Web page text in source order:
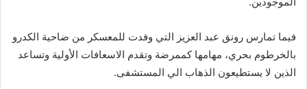
فيما تمارس رونق عبد العزيز التي وفدت للمعسكر من ضاحية الكدرو
بالخرطوم بحري، مهامها كممرضة وتقدم الاسعافات الأولية وتساعد
الذين لا يستطيعون الذهاب الي المستشفى.